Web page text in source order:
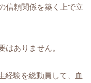
信頼関係を築く上で立
はありません。
経験を総動員して、血